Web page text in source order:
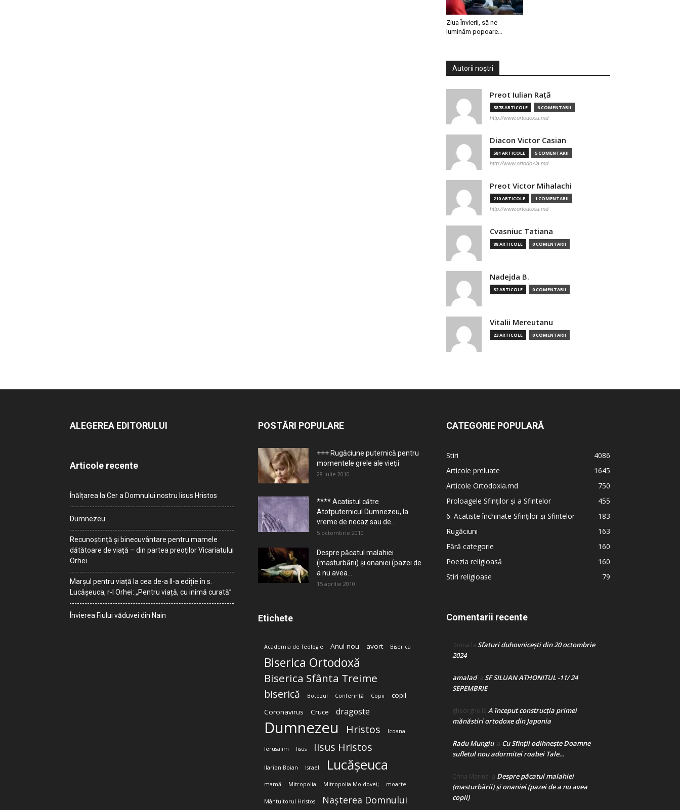
Ziua Învierii, să ne
luminăm popoare…
Autorii noștri
Preot Iulian Raţă
3878 ARTICOLE 6 COMENTARII
http://www.ortodoxia.md
Diacon Victor Casian
581 ARTICOLE 5 COMENTARII
http://www.ortodoxia.md
Preot Victor Mihalachi
210 ARTICOLE 1 COMENTARII
http://www.ortodoxia.md
Cvasniuc Tatiana
88 ARTICOLE 0 COMENTARII
Nadejda B.
32 ARTICOLE 0 COMENTARII
Vitalii Mereutanu
23 ARTICOLE 0 COMENTARII
ALEGEREA EDITORULUI
Articole recente
Înălțarea la Cer a Domnului nostru Iisus Hristos
Dumnezeu…
Recunoștință și binecuvântare pentru mamele
dătătoare de viață – din partea preoților Vicariatului
Orhei
Marșul pentru viață la cea de-a II-a ediție în s.
Lucășeuca, r-l Orhei: „Pentru viață, cu inimă curată”
Învierea Fiului văduvei din Nain
POSTĂRI POPULARE
+++ Rugăciune puternică pentru
momentele grele ale vieţii
28 iulie 2010
**** Acatistul către
Atotputernicul Dumnezeu, la
vreme de necaz sau de...
5 octombrie 2010
Despre păcatul malahiei
(masturbării) şi onaniei (pazei de
a nu avea...
15 aprilie 2010
Etichete
Academia de Teologie Anul nou avort Biserica
Biserica Ortodoxă
Biserica Sfânta Treime
biserică Botezul Conferință Copii
copil
Coronavirus
Cruce dragoste
Dumnezeu Hristos Icoana
Ierusalim Iisus Iisus Hristos
Ilarion Boian Israel Lucășeuca
mamă Mitropolia Mitropolia Moldovei; moarte
Mântuitorul Hristos Nașterea Domnului
CATEGORIE POPULARĂ
Stiri
4086
Articole preluate
1645
Articole Ortodoxia.md
750
Proloagele Sfinților și a Sfintelor
455
6. Acatiste închinate Sfinților și Sfintelor
183
Rugăciuni
163
Fără categorie
160
Poezia religioasă
160
Stiri religioase
79
Comentarii recente
Doina la Sfaturi duhovnicești din 20 octombrie
2024
amaladla SF SILUAN ATHONITUL -11/ 24
SEPEMBRIE
gheorghe la A început construcţia primei
mănăstiri ortodoxe din Japonia
Radu Mungiula Cu Sfinții odihnește Doamne
sufletul nou adormitei roabei Tale…
Crina Marina la Despre păcatul malahiei
(masturbării) şi onaniei (pazei de a nu avea
copii)